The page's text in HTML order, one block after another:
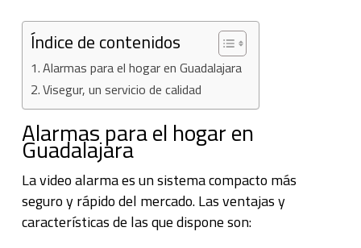
Índice de contenidos
Alarmas para el hogar en Guadalajara
Visegur, un servicio de calidad
Alarmas para el hogar en
Guadalajara
La video alarma es un sistema compacto más
seguro y rápido del mercado. Las ventajas y
características de las que dispone son: